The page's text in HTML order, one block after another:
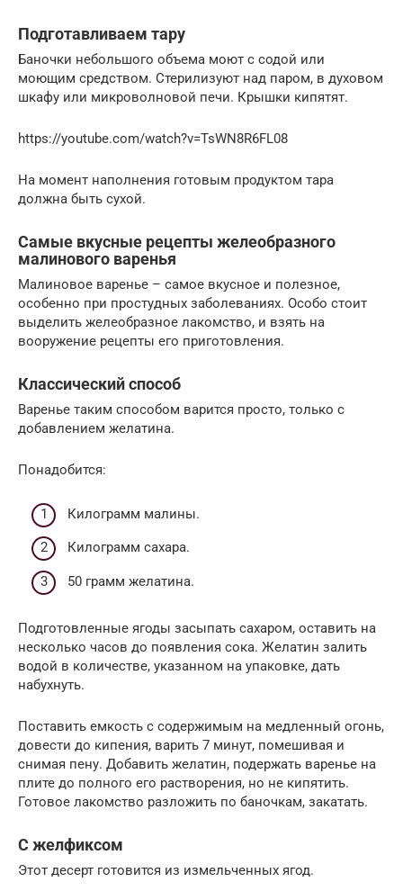
Подготавливаем тару
Баночки небольшого объема моют с содой или
моющим средством. Стерилизуют над паром, в духовом
шкафу или микроволновой печи. Крышки кипятят.
https://youtube.com/watch?v=TsWN8R6FL08
На момент наполнения готовым продуктом тара
должна быть сухой.
Самые вкусные рецепты желеобразного
малинового варенья
Малиновое варенье – самое вкусное и полезное,
особенно при простудных заболеваниях. Особо стоит
выделить желеобразное лакомство, и взять на
вооружение рецепты его приготовления.
Классический способ
Варенье таким способом варится просто, только с
добавлением желатина.
Понадобится:
Килограмм малины.
Килограмм сахара.
50 грамм желатина.
Подготовленные ягоды засыпать сахаром, оставить на
несколько часов до появления сока. Желатин залить
водой в количестве, указанном на упаковке, дать
набухнуть.
Поставить емкость с содержимым на медленный огонь,
довести до кипения, варить 7 минут, помешивая и
снимая пену. Добавить желатин, подержать варенье на
плите до полного его растворения, но не кипятить.
Готовое лакомство разложить по баночкам, закатать.
С желфиксом
Этот десерт готовится из измельченных ягод.